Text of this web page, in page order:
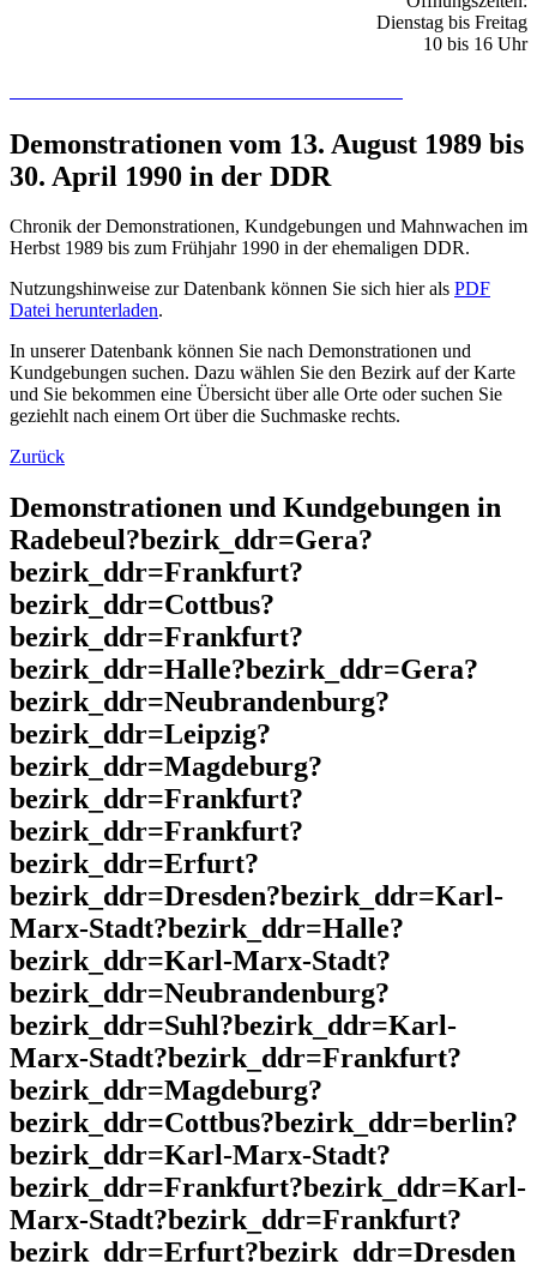
Dienstag bis Freitag
10 bis 16 Uhr
Demonstrationen vom 13. August 1989 bis
30. April 1990 in der DDR
Chronik der Demonstrationen, Kundgebungen und Mahnwachen im
Herbst 1989 bis zum Frühjahr 1990 in der ehemaligen DDR.
Nutzungshinweise zur Datenbank können Sie sich hier als PDF
Datei herunterladen.
In unserer Datenbank können Sie nach Demonstrationen und
Kundgebungen suchen. Dazu wählen Sie den Bezirk auf der Karte
und Sie bekommen eine Übersicht über alle Orte oder suchen Sie
geziehlt nach einem Ort über die Suchmaske rechts.
Zurück
Demonstrationen und Kundgebungen in
Radebeul?bezirk_ddr=Gera?
bezirk_ddr=Frankfurt?
bezirk_ddr=Cottbus?
bezirk_ddr=Frankfurt?
bezirk_ddr=Halle?bezirk_ddr=Gera?
bezirk_ddr=Neubrandenburg?
bezirk_ddr=Leipzig?
bezirk_ddr=Magdeburg?
bezirk_ddr=Frankfurt?
bezirk_ddr=Frankfurt?
bezirk_ddr=Erfurt?
bezirk_ddr=Dresden?bezirk_ddr=Karl-
Marx-Stadt?bezirk_ddr=Halle?
bezirk_ddr=Karl-Marx-Stadt?
bezirk_ddr=Neubrandenburg?
bezirk_ddr=Suhl?bezirk_ddr=Karl-
Marx-Stadt?bezirk_ddr=Frankfurt?
bezirk_ddr=Magdeburg?
bezirk_ddr=Cottbus?bezirk_ddr=berlin?
bezirk_ddr=Karl-Marx-Stadt?
bezirk_ddr=Frankfurt?bezirk_ddr=Karl-
Marx-Stadt?bezirk_ddr=Frankfurt?
bezirk_ddr=Erfurt?bezirk_ddr=Dresden